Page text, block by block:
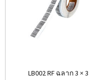
LB002 RF ฉลาก 3 × 3